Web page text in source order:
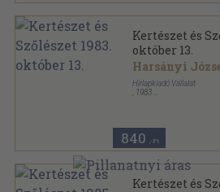
Kertészet és
október 13.
Harsányi
Hírlapkiadó Vállalat
1983
840 ,-Ft
Kertészet és